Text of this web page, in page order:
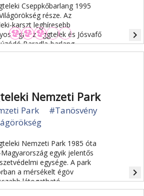
Cseppkőbarlang 1995
része. Az
karszt leghíresebb
az Aggtelek és Jósvafő
Baradla-barlang.
navigate_next
Nemzeti Park
Park
#Tanösvény
Nemzeti Park 1985 óta
Magyarország egyik jelentős
egysége. A park
a mérsékelt égöv
látogatható
a 25 kilométeres
navigate_next